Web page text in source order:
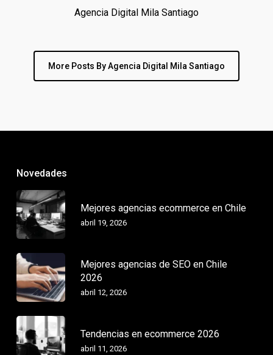
Agencia Digital Mila Santiago
More Posts By Agencia Digital Mila Santiago
Novedades
Mejores agencias ecommerce en Chile
abril 19, 2026
Mejores agencias de SEO en Chile
2026
abril 12, 2026
Tendencias en ecommerce 2026
abril 11, 2026